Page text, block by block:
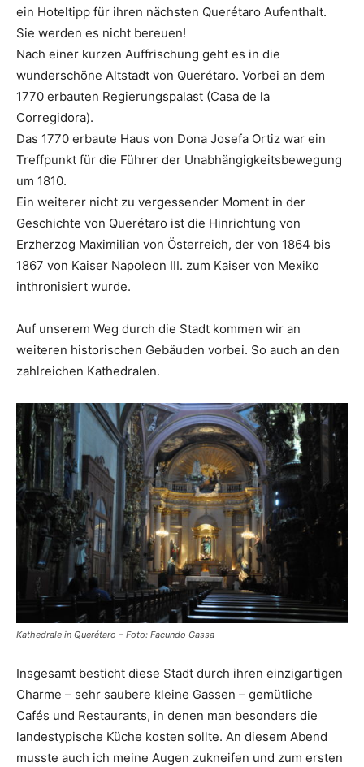
ein Hoteltipp für ihren nächsten Querétaro Aufenthalt.
Sie werden es nicht bereuen!
Nach einer kurzen Auffrischung geht es in die
wunderschöne Altstadt von Querétaro. Vorbei an dem
1770 erbauten Regierungspalast (Casa de la
Corregidora).
Das 1770 erbaute Haus von Dona Josefa Ortiz war ein
Treffpunkt für die Führer der Unabhängigkeitsbewegung
um 1810.
Ein weiterer nicht zu vergessender Moment in der
Geschichte von Querétaro ist die Hinrichtung von
Erzherzog Maximilian von Österreich, der von 1864 bis
1867 von Kaiser Napoleon III. zum Kaiser von Mexiko
inthronisiert wurde.
Auf unserem Weg durch die Stadt kommen wir an
weiteren historischen Gebäuden vorbei. So auch an den
zahlreichen Kathedralen.
Kathedrale in Querétaro – Foto: Facundo Gassa
Insgesamt besticht diese Stadt durch ihren einzigartigen
Charme – sehr saubere kleine Gassen – gemütliche
Cafés und Restaurants, in denen man besonders die
landestypische Küche kosten sollte. An diesem Abend
musste auch ich meine Augen zukneifen und zum ersten